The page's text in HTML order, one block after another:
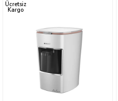
Ücretsiz
Kargo